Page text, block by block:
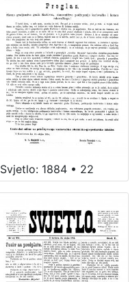
Svjetlo: 1884 • 22